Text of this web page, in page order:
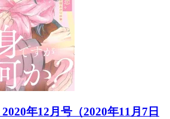
年12月号（2020年11月7日